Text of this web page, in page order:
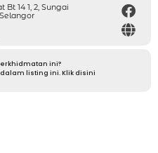
14 1, 2, Sungai
ini?
listing ini. Klik disini